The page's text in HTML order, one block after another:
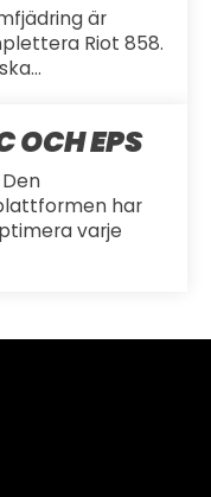
är
Riot 858.
OCH EPS
har
varje